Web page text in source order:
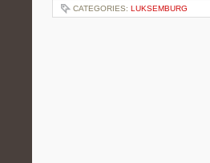
CATEGORIES: LUKSEMBURG